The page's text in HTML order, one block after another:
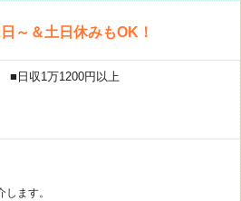
～＆土日休みもOK！
日収1万1200円以上
ます。